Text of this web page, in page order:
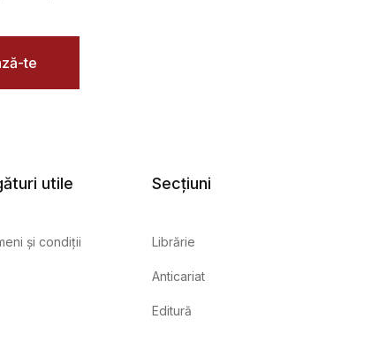
te
utile
și condiții
Secțiuni
Librărie
Anticariat
Editură